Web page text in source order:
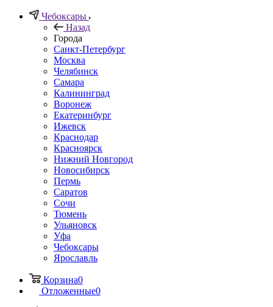
Чебоксары
Назад
Города
Санкт-Петербург
Москва
Челябинск
Самара
Калининград
Воронеж
Екатеринбург
Ижевск
Краснодар
Красноярск
Нижний Новгород
Новосибирск
Пермь
Саратов
Сочи
Тюмень
Ульяновск
Уфа
Чебоксары
Ярославль
Корзина0
Отложенные0